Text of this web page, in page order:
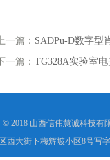
一篇： SADPu-D数字型
一篇： TG328A实验室
© 2018 山西信伟慧诚科技有
西大街下梅辉坡小区8号写